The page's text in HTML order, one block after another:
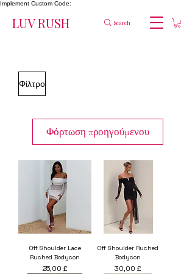
Implement Custom Code:
LUV RUSH Search
Φίλτρο
Φόρτωση προηγούμενου
Off Shoulder Lace
Ruched Bodycon
Τιμή
25,00 £
Off Shoulder Ruched
Bodycon
Τιμή
30,00 £